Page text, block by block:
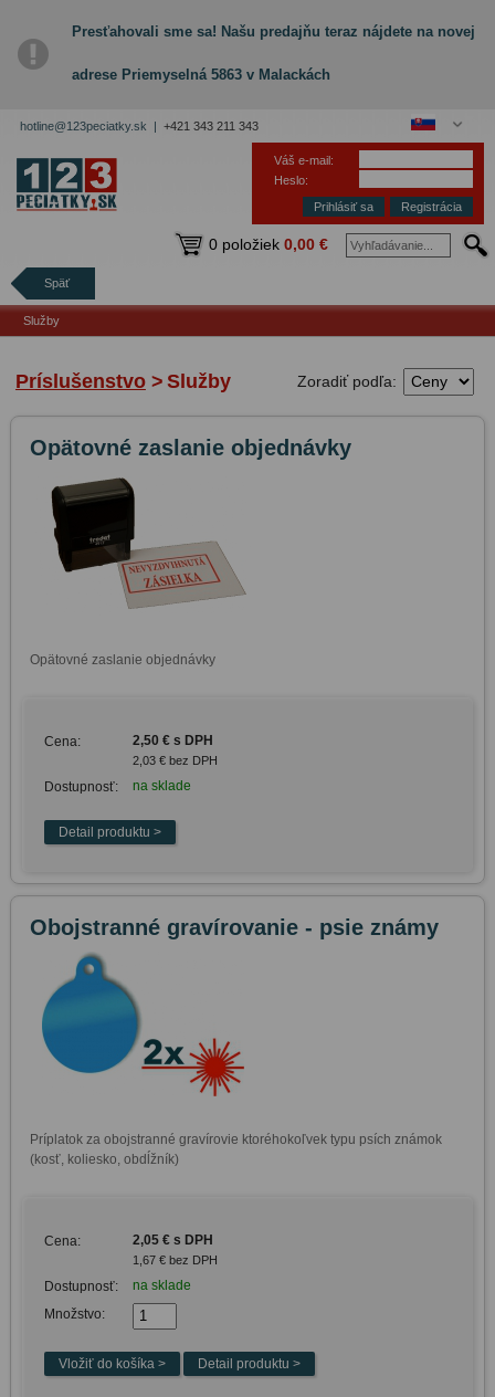
Presťahovali sme sa! Našu predajňu teraz nájdete na novej
adrese Priemyselná 5863 v Malackách
hotline@123peciatky.sk | +421 343 211 343
Váš e-mail:
Heslo:
Registrácia
0 položiek 0,00 €
Späť
Služby
Príslušenstvo> Služby Zoradiť podľa:
Opätovné zaslanie objednávky
Opätovné zaslanie objednávky
Cena: 2,50 € s DPH
2,03 € bez DPH
Dostupnosť: na sklade
Obojstranné gravírovanie - psie známy
Príplatok za obojstranné gravírovie ktoréhokoľvek typu psích známok
(kosť, koliesko, obdĺžník)
Cena: 2,05 € s DPH
1,67 € bez DPH
Dostupnosť:
na sklade
Množstvo: